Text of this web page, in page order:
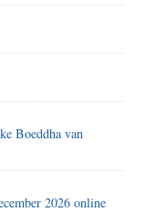
Boeddha van
2026 online